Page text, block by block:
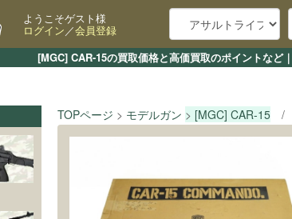
[MGC] CAR-15の買取価格と高価買取のポイントなど
ようこそゲスト様
ログイン／会員登録
TOPページ モデルガン [MGC] CAR-15